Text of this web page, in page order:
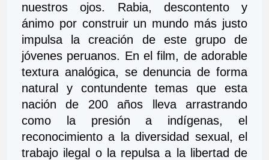
nuestros ojos. Rabia, descontento y
ánimo por construir un mundo más justo
impulsa la creación de este grupo de
jóvenes peruanos. En el film, de adorable
textura analógica, se denuncia de forma
natural y contundente temas que esta
nación de 200 años lleva arrastrando
como la presión a indígenas, el
reconocimiento a la diversidad sexual, el
trabajo ilegal o la repulsa a la libertad de